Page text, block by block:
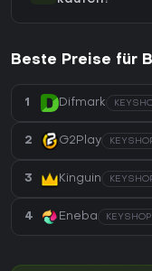
Beste Preise für
1 Difmark
2 G2Play
3 Kinguin
4 Eneba KEYSHOP